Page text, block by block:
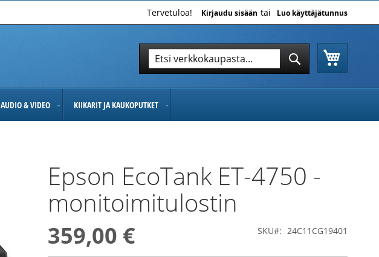
Tervetuloa! Kirjaudu sisään Luo käyttäjätunnus
Hae
AUDIO & VIDEO KIIKARIT JA KAUKOPUTKET
Epson EcoTank ET-4750 -
monitoimitulostin
359,00 € SKU 24C11CG19401